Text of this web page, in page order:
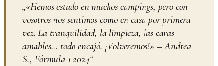
„«Hemos estado en muchos campings, pero con
vosotros nos sentimos como en casa por primera
vez. La tranquilidad, la limpieza, las caras
amables... todo encajó. ¡Volveremos!» – Andrea
S., Fórmula 1 2024“